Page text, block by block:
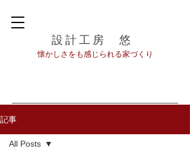
設計工房 悠
​懐かしさをも感じられる家づくり
記事
All Posts